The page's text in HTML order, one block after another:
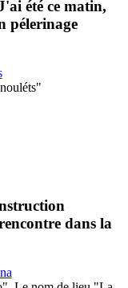
été ce matin,
pélerinage
dans la